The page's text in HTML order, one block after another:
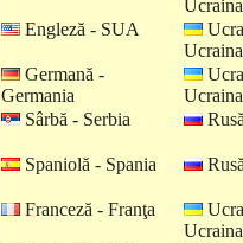
Ucraina
Engleză - SUA
Ucraina
Germană -
Germania
Ucraina
Sârbă - Serbia
Spaniolă - Spania
Franceză - Franţa
Ucraina